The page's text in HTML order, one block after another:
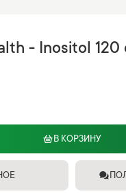
- Inositol 120
В КОРЗИНУ